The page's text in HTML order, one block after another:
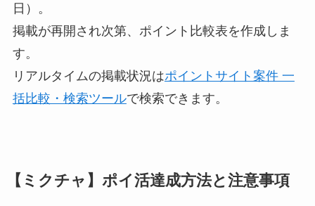
日）。
掲載が再開され次第、ポイント比較表を作成しま
す。
リアルタイムの掲載状況はポイントサイト案件 一
括比較・検索ツールで検索できます。
【ミクチャ】ポイ活達成方法と注意事項